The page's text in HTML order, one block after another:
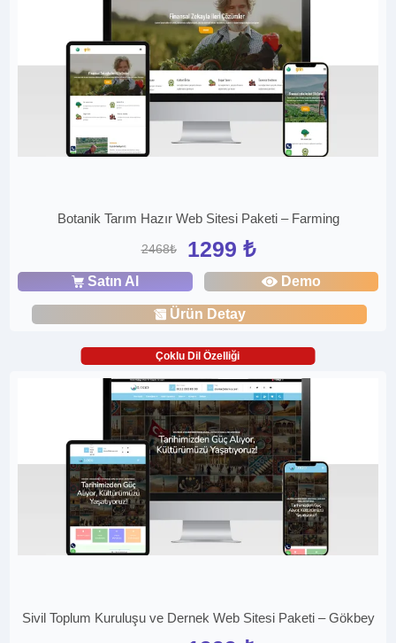
Botanik Tarım Hazır Web Sitesi Paketi – Farming
2468₺ 1299 ₺
Satın Al Demo
Ürün Detay
Çoklu Dil Özelliği
Sivil Toplum Kuruluşu ve Dernek Web Sitesi Paketi – Gökbey